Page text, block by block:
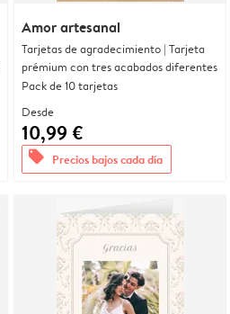
Amor artesanal
Tarjetas de agradecimiento | Tarjeta
prémium con tres acabados diferentes
Pack de 10 tarjetas
Desde
10,99 €
offers Precios bajos cada día